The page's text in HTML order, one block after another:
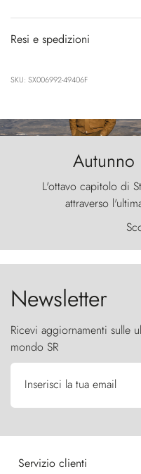
Resi e spedizioni
SKU: SX006992-49406F
L'ottavo capitolo di
attraverso
primordiale, dove il
furia ancestrale e
cielo come
Newsletter
Ricevi aggiornamenti sulle
mondo SR
Inserisci la tua email
Servizio clienti